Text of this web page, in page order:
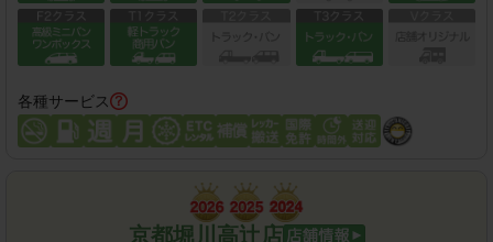
各種サービス
京都堀川高辻店